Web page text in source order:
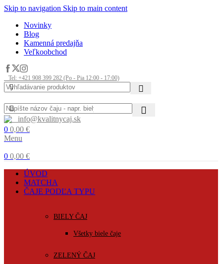
Skip to navigation Skip to main content
Novinky
Blog
Kamenná predajňa
Veľkoobchod
Tel: +421 908 399 282 (Po - Pia 12:00 - 17:00)
info@kvalitnycaj.sk
0 0,00 €
Menu
0 0,00 €
ÚVOD
MATCHA
ČAJE PODĽA TYPU
BIELY ČAJ
Všetky biele čaje
ZELENÝ ČAJ